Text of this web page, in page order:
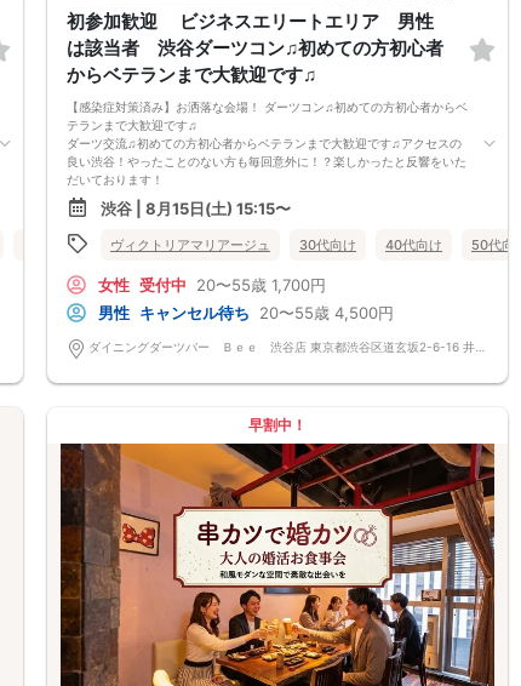
40代向け 50代向け バツイチ・再婚 食事あり 東京都 渋谷
初参加歓迎 ビジネスエリートエリア 男性
は該当者 渋谷ダーツコン♫初めての方初心者
からベテランまで大歓迎です♫
【感染症対策済み】お洒落な会場！ ダーツコン♫初めての方初心者からベ
テランまで大歓迎です♫
ダーツ交流♫初めての方初心者からベテランまで大歓迎です♫アクセスの
良い渋谷！やったことのない方も毎回意外に！？楽しかったと反響をいた
だいております！
該当の男性のみ限定企画
男性の参加条件 (医師・弁護士・司法書士・行政書士・税理士など士業
の方・薬剤師 経営者・上場企業有名企業・大手企業・大企業・公務員
該当の男性のみ限定企画
名刺やホームページ確認 免許資格など確認 身長は１７５センチ以上
のみでも該当でも参加可能 小さな会社勤務でも年収６００万以上の源泉
徴収表の写メや持参でも参加可能です。 公的身分証明できるものが持参
できないとご参加ができません。 特別枠もございます。 参加条件が確認
参加条件が確認できない、該当しない場合ご参加をお断りします。その場
合参加費のご返金はございません。
受付開始
時間厳守でお願いしておりますが遅れる場合もokです。
イベントスタート！
全員で乾杯を行い自己紹介後、ダーツをしながら交流開始！！参加人数に
よっては席替えを実施しますので全員と交流いただきます。途中で連絡先
交換タイムも設けております♪
イベント終了
本日の出会いをこれからも大切にしていただけたら嬉しいです。
楽しいダーツ会
会場は開放的なおしゃれな空間です。初心者の方も気軽にできるダーツ♪
ダーツ経験者の方はぜひぜひ教えてあげてください♪
比率が偏る場合もございます。
比率は調整されていません。ご理解の上ご参加をお願い致します。
渋谷 | 8月15日(土) 15:15〜
ヴィクトリアマリアージュ 30代向け 40代向け 50代向け
女性 受付中 20〜55歳 1,700円
男性 キャンセル待ち 20〜55歳 4,500円
ダイニングダーツバー Ｂｅｅ 渋谷店 東京都渋谷区道玄坂2-6-16 井門道玄坂ビル8F
早割中！